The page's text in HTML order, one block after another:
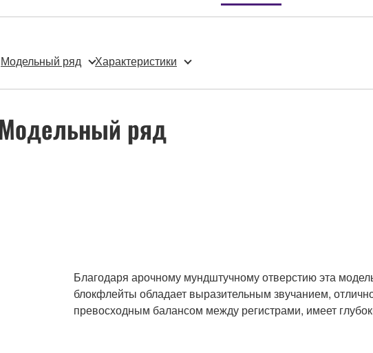
Модельный ряд Характеристики
Модельный ряд
Благодаря арочному мундштучному отверстию эта
блокфлейты обладает выразительным звучанием,
превосходным балансом между регистрами, имеет